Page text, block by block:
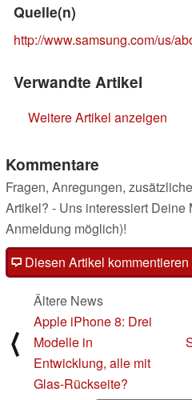
Quelle(n)
http://www.samsung.com/us/
Verwandte Artikel
Weitere Artikel anzeigen
Kommentare
Fragen, Anregungen,
Artikel? - Uns interessiert Deine
Anmeldung möglich)!
Diesen Artikel
⟨
Ältere News
Apple iPhone 8: Drei
Modelle in
Entwicklung, alle mit
Glas-Rückseite?